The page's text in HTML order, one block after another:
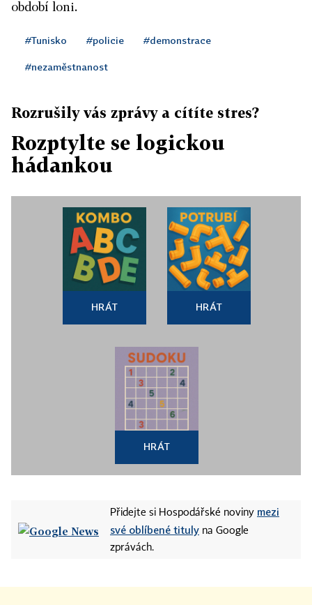
období loni.
#Tunisko #policie #demonstrace
#nezaměstnanost
Rozrušily vás zprávy a cítíte stres?
Rozptylte se logickou
hádankou
HRÁT HRÁT
HRÁT
Přidejte si Hospodářské noviny mezi
své oblíbené tituly na Google
zprávách.